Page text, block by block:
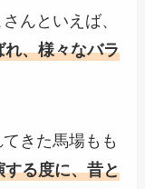
んといえば、
、様々なバラ
きた馬場もも
する度に、昔と